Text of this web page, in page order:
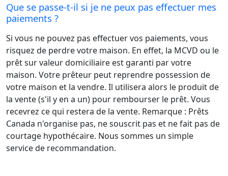
Que se passe-t-il si je ne peux pas effectuer mes
paiements ?
Si vous ne pouvez pas effectuer vos paiements, vous
risquez de perdre votre maison. En effet, la MCVD ou le
prêt sur valeur domiciliaire est garanti par votre
maison. Votre prêteur peut reprendre possession de
votre maison et la vendre. Il utilisera alors le produit de
la vente (s'il y en a un) pour rembourser le prêt. Vous
recevrez ce qui restera de la vente. Remarque : Prêts
Canada n'organise pas, ne souscrit pas et ne fait pas de
courtage hypothécaire. Nous sommes un simple
service de recommandation.